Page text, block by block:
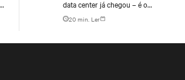
data center já chegou – é o
resfriamento líquido. Então, com que
rapidez você fará a transição de cargas
infraestruturas de resfriamento
20 min. Ler